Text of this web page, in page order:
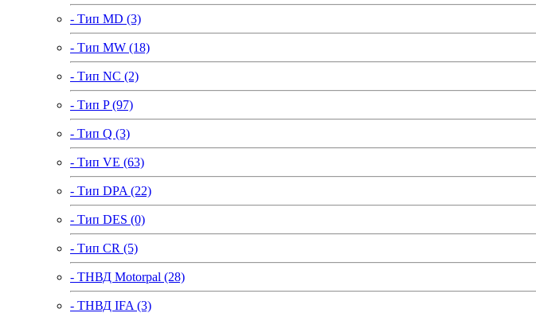
- Тип MD (3)
- Тип MW (18)
- Тип NC (2)
- Тип P (97)
- Тип Q (3)
- Тип VE (63)
- Тип DPA (22)
- Тип DES (0)
- Тип CR (5)
- ТНВД Motorpal (28)
- ТНВД IFA (3)